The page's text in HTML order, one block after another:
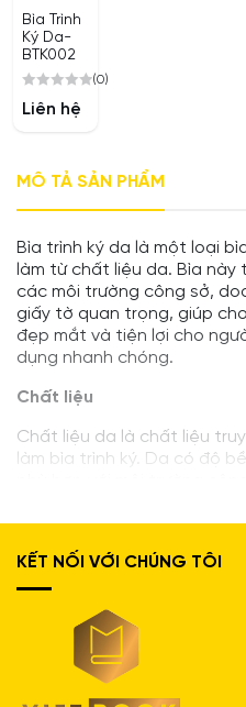
Bìa Trình
Ký Da-
BTK002
(0)
Liên hệ
MÔ TẢ SẢN PHẨM
Bìa trình ký da là một loại
làm từ chất liệu da. Bìa
các môi trường công sở,
giấy tờ quan trọng, giúp
đẹp mắt và tiện lợi cho
dụng nhanh chóng.
Chất liệu
Chất liệu da là chất liệu
làm bìa trình ký. Da có độ
trình ký là da thật và da giả.
Da thật: Da thật được
nhiên, da thật có giá
Da giả:Da giả được
có giá thành rẻ hơn da
được độ bền và tính
KẾT NỐI VỚI CHÚNG TÔI